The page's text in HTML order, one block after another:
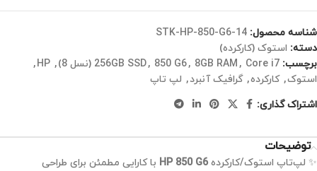
شناسه محصول: STK-HP-850-G6-14
دسته: استوک (کارکرده)
برچسب:
256GB SSD, 850 G6, 8GB RAM, Core i7 (نسل 8) ,
HP
,
استوک, کارکرده, گرافیک آنبرد, لپ تاپ
اشتراک گذاری:
توضیحات
✨ لپ‌تاپ استوک/کارکرده HP 850 G6 با کارایی مطمئن برای طراحی